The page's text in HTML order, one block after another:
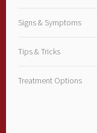
Signs & Symptoms
Tips & Tricks
Treatment Options